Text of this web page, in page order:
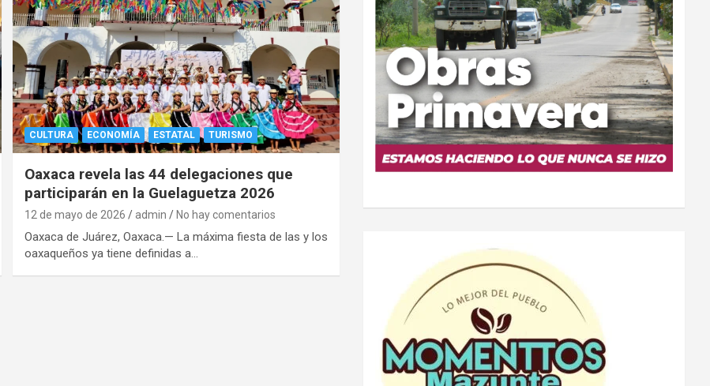
CULTURA ECONOMÍA ESTATAL TURISMO
Oaxaca revela las 44 delegaciones que
participarán en la Guelaguetza 2026
12 de mayo de 2026 admin No hay comentarios
Oaxaca de Juárez, Oaxaca.— La máxima fiesta de las y los
oaxaqueños ya tiene definidas a…